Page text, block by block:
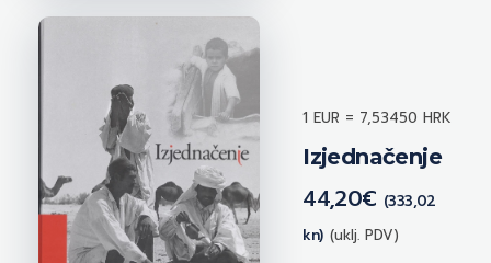
Izjednačenje
44,20€ (333,02
kn) (uklj. PDV)
1 EUR = 7,53450 HRK